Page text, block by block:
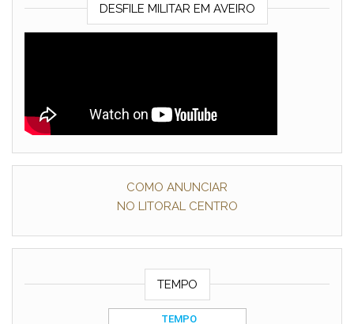
DESFILE MILITAR EM AVEIRO
COMO ANUNCIAR
NO LITORAL CENTRO
TEMPO